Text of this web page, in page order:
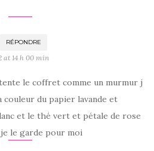
RÉPONDRE
at 14 h 00 min
le coffret comme un murmur j
couleur du papier lavande et
et le thé vert et pétale de rose
le garde pour moi